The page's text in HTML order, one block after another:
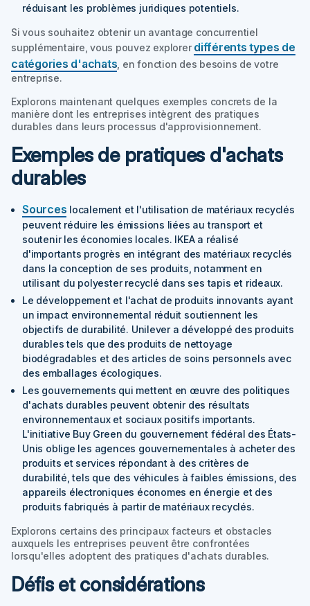
réduisant les problèmes juridiques potentiels.
Si vous souhaitez obtenir un avantage concurrentiel
supplémentaire, vous pouvez explorer différents types de
catégories d'achats , en fonction des besoins de votre
entreprise.
Explorons maintenant quelques exemples concrets de la
manière dont les entreprises intègrent des pratiques
durables dans leurs processus d'approvisionnement.
Exemples de pratiques d'achats
durables
Sources localement et l'utilisation de matériaux recyclés
peuvent réduire les émissions liées au transport et
soutenir les économies locales. IKEA a réalisé
d'importants progrès en intégrant des matériaux recyclés
dans la conception de ses produits, notamment en
utilisant du polyester recyclé dans ses tapis et rideaux.
Le développement et l'achat de produits innovants ayant
un impact environnemental réduit soutiennent les
objectifs de durabilité. Unilever a développé des produits
durables tels que des produits de nettoyage
biodégradables et des articles de soins personnels avec
des emballages écologiques.
Les gouvernements qui mettent en œuvre des politiques
d'achats durables peuvent obtenir des résultats
environnementaux et sociaux positifs importants.
L'initiative Buy Green du gouvernement fédéral des États-
Unis oblige les agences gouvernementales à acheter des
produits et services répondant à des critères de
durabilité, tels que des véhicules à faibles émissions, des
appareils électroniques économes en énergie et des
produits fabriqués à partir de matériaux recyclés.
Explorons certains des principaux facteurs et obstacles
auxquels les entreprises peuvent être confrontées
lorsqu'elles adoptent des pratiques d'achats durables.
Défis et considérations